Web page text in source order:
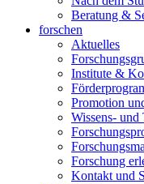
Beratung &
forschen
Aktuelles
Institute &
Promotion
Wissens- und
Forschung
Kontakt und